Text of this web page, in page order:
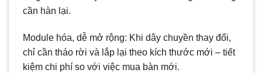
cần hàn lại.
Module hóa, dễ mở rộng: Khi dây chuyền thay đổi,
chỉ cần tháo rời và lắp lại theo kích thước mới – tiết
kiệm chi phí so với việc mua bàn mới.